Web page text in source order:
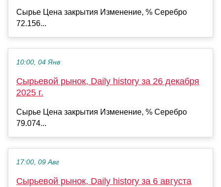
Сырье Цена закрытия Изменение, % Серебро
72.156...
10:00, 04 Янв
Сырьевой рынок, Daily history за 26 декабря
2025 г.
Сырье Цена закрытия Изменение, % Серебро
79.074...
17:00, 09 Авг
Сырьевой рынок, Daily history за 6 августа